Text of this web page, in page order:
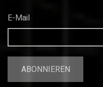
E-Mail